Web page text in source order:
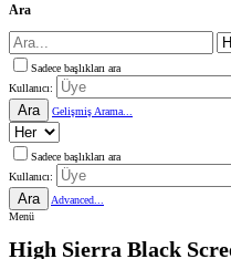
Ara
Sadece başlıkları ara
Kullanıcı:
Ara Gelişmiş Arama...
Sadece başlıkları ara
Kullanıcı:
Ara
Advanced...
Menü
High Sierra Black